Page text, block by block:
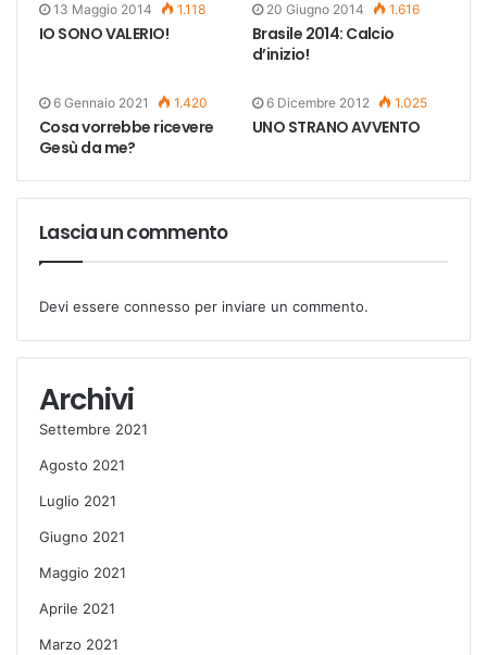
13 Maggio 2014 1.118
IO SONO VALERIO!
20 Giugno 2014 1.616
Brasile 2014: Calcio
d’inizio!
6 Gennaio 2021 1.420
Cosa vorrebbe ricevere
Gesù da me?
6 Dicembre 2012 1.025
UNO STRANO AVVENTO
Lascia un commento
Devi essere connesso per inviare un commento.
Archivi
Settembre 2021
Agosto 2021
Luglio 2021
Giugno 2021
Maggio 2021
Aprile 2021
Marzo 2021